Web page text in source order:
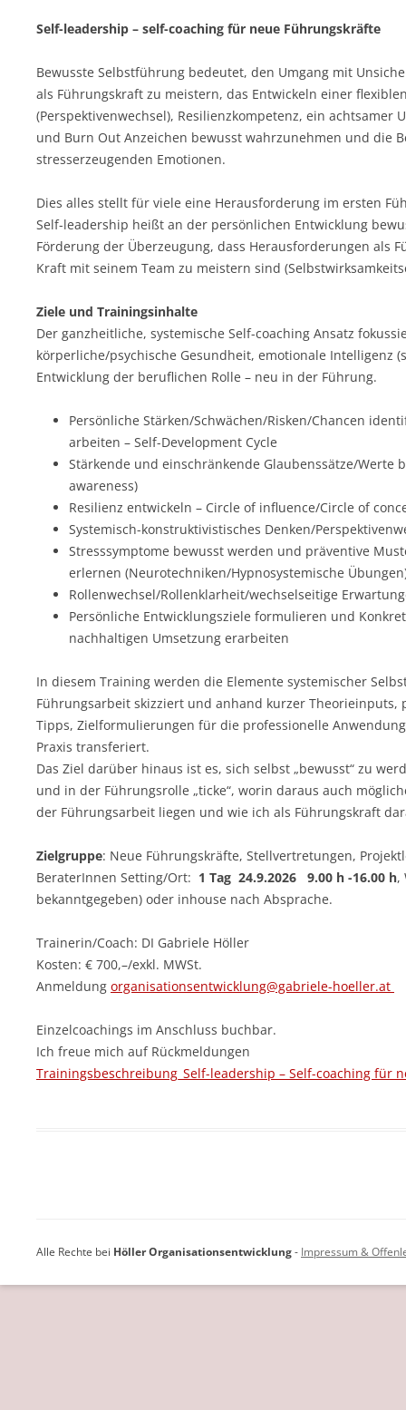
Self-leadership – self-coaching für neue Führungskräfte
Bewusste Selbstführung bedeutet, den Umgang mit
als Führungskraft zu meistern, das Entwickeln einer
(Perspektivenwechsel), Resilienzkompetenz, ein achtsamer
und Burn Out Anzeichen bewusst wahrzunehmen und die
stresserzeugenden Emotionen.
Dies alles stellt für viele eine Herausforderung im ersten
Self-leadership heißt an der persönlichen Entwicklung
Förderung der Überzeugung, dass Herausforderungen als
Kraft mit seinem Team zu meistern sind
Ziele und Trainingsinhalte
Der ganzheitliche, systemische Self-coaching Ansatz
körperliche/psychische Gesundheit, emotionale Intelligenz
Entwicklung der beruflichen Rolle – neu in der Führung.
Persönliche Stärken/Schwächen/Risken/Chancen
arbeiten – Self-Development Cycle
Stärkende und einschränkende Glaubenssätze/Werte
awareness)
Resilienz entwickeln – Circle of influence/Circle of
Systemisch-konstruktivistisches Denken/
Stresssymptome bewusst werden und präventive
erlernen (Neurotechniken/Hypnosystemische
Rollenwechsel/Rollenklarheit/wechselseitige
Persönliche Entwicklungsziele formulieren und
nachhaltigen Umsetzung erarbeiten
In diesem Training werden die Elemente systemischer
Führungsarbeit skizziert und anhand kurzer Theorieinputs,
Tipps, Zielformulierungen für die professionelle
Praxis transferiert.
Das Ziel darüber hinaus ist es, sich selbst „bewusst“ zu
und in der Führungsrolle „ticke“, worin daraus auch
der Führungsarbeit liegen und wie ich als Führungskraft
Zielgruppe: Neue Führungskräfte, Stellvertretungen,
BeraterInnen Setting/Ort: 1 Tag 24.9.2026 9.00 h -16.00 h,
bekanntgegeben) oder inhouse nach Absprache.
Trainerin/Coach: DI Gabriele Höller
Kosten: € 700,–/exkl. MWSt.
Anmeldung organisationsentwicklung@gabriele-hoeller.at
Einzelcoachings im Anschluss buchbar.
Ich freue mich auf Rückmeldungen
Trainingsbeschreibung_Self-leadership – Self-coaching für
Alle Rechte bei Höller Organisationsentwicklung- Impressum &